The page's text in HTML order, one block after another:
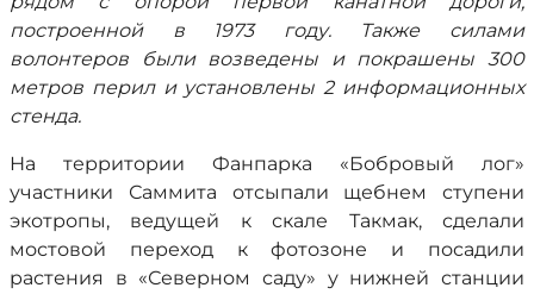
построенной в 1973 году. Также силами
волонтеров были возведены и покрашены 300
метров перил и установлены 2 информационных
стенда.
На территории Фанпарка «Бобровый лог»
участники Саммита отсыпали щебнем ступени
экотропы, ведущей к скале Такмак, сделали
мостовой переход к фотозоне и посадили
растения в «Северном саду» у нижней станции